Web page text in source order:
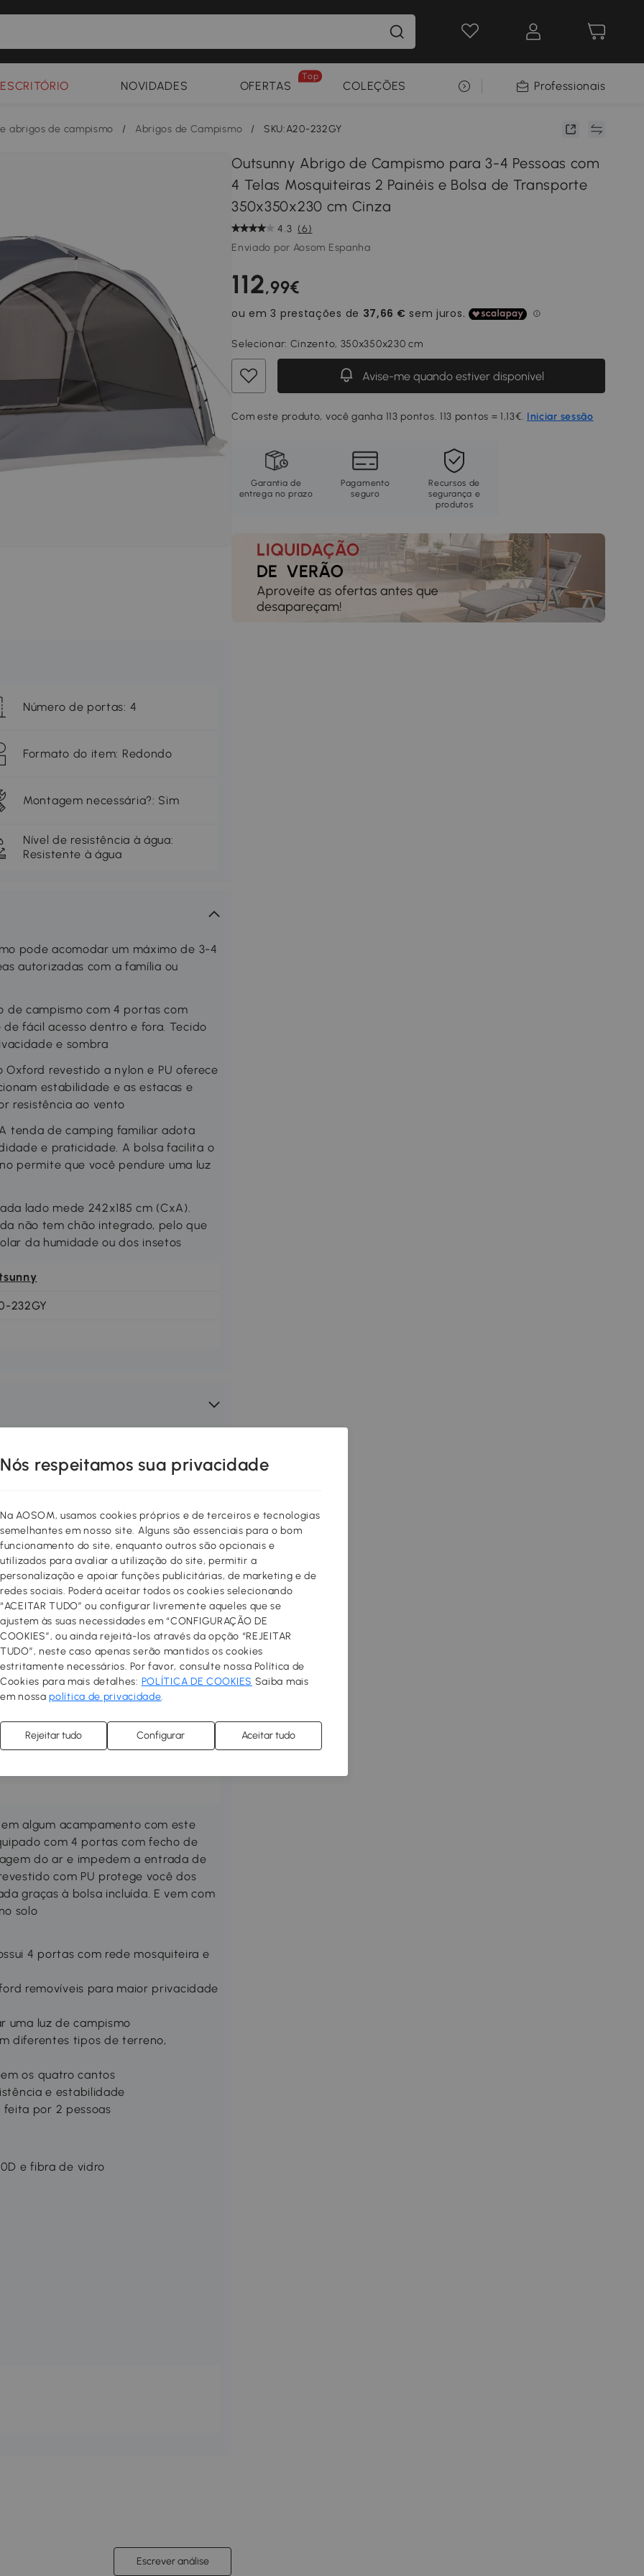
NOVIDADES OFERTAS
Top
COLEÇÕES SELEÇÃO PREMIUMProfessionais
abrigos de campismo / Abrigos de Campismo / SKU:A20-232GY
Outsunny Abrigo de Campismo para 3-4 Pessoas com
4 Telas Mosquiteiras 2 Painéis e Bolsa de Transporte
350x350x230 cm Cinza
4.3 (6)
Enviado por Aosom Espanha
112,99€
Selecionar: Cinzento, 350x350x230 cm
Avise-me quando estiver disponível
Com este produto, você ganha 113 pontos. 113 pontos = 1,13€. Iniciar sessão
Garantia de
entrega no prazo
Pagamento
seguro
Recursos de
segurança e
produtos
Número de portas: 4
Formato do item: Redondo
Montagem necessária?: Sim
Nível de resistência à água:
Resistente à água
pode acomodar um máximo de 3-4
autorizadas com a família ou
de campismo com 4 portas com
fácil acesso dentro e fora. Tecido
e sombra
Oxford revestido a nylon e PU oferece
estabilidade e as estacas e
resistência ao vento
A tenda de camping familiar adota
e praticidade. A bolsa facilita o
permite que você pendure uma luz
lado mede 242x185 cm (CxA).
não tem chão integrado, pelo que
da humidade ou dos insetos
232GY
no seu espaço preferido.
prático e acolhedor.
toldos, guarda-sóis, pisos
mobiliário de exterior
um churrasco e desfrute ao
Outsunny, os seus eventos e
algum acampamento com este
com 4 portas com fecho de
do ar e impedem a entrada de
com PU protege você dos
graças à bolsa incluída. E vem com
solo
4 portas com rede mosquiteira e
removíveis para maior privacidade
uma luz de campismo
diferentes tipos de terreno,
os quatro cantos
e estabilidade
por 2 pessoas
e fibra de vidro
Escrever análise
Nós respeitamos sua privacidade
Na AOSOM, usamos cookies próprios e de terceiros e tecnologias
semelhantes em nosso site. Alguns são essenciais para o bom
funcionamento do site, enquanto outros são opcionais e
utilizados para avaliar a utilização do site, permitir a
personalização e apoiar funções publicitárias, de marketing e de
redes sociais. Poderá aceitar todos os cookies selecionando
“ACEITAR TUDO” ou configurar livremente aqueles que se
ajustem às suas necessidades em “CONFIGURAÇÃO DE
COOKIES”, ou ainda rejeitá-los através da opção “REJEITAR
TUDO”, neste caso apenas serão mantidos os cookies
estritamente necessários. Por favor, consulte nossa Política de
Cookies para mais detalhes: POLÍTICA DE COOKIES Saiba mais
em nossapolítica de privacidade.
Rejeitar tudo Configurar Aceitar tudo